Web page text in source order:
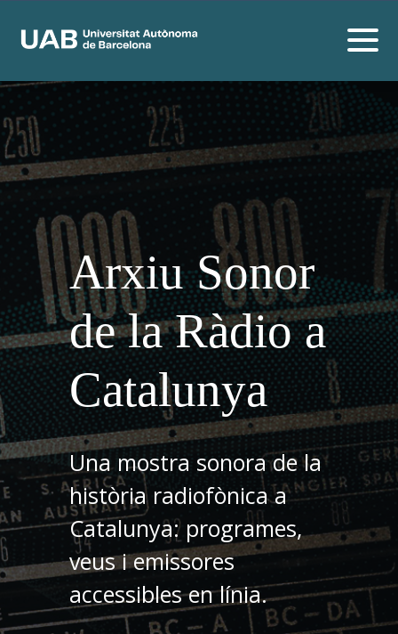
Arxiu Sonor
de la Ràdio a
Catalunya
Una mostra sonora de la
història radiofònica a
Catalunya: programes,
veus i emissores
accessibles en línia.